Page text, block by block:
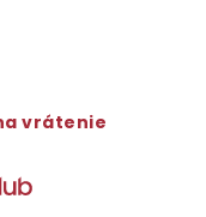
vrátenie